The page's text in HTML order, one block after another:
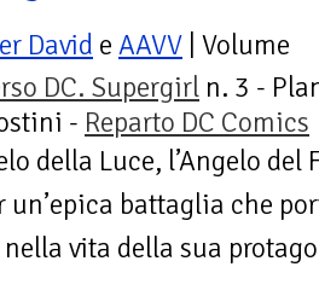
David e AAVV | Volume
DC. Supergirl n. 3 -
- Reparto DC Comics
della Luce, l’Angelo del
un’epica battaglia che
vita della sua